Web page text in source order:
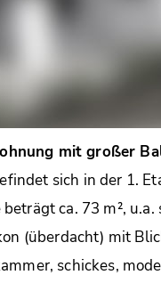
mit großer
sich in der 1.
ca. 73 m²,
(überdacht) mit
schickes,